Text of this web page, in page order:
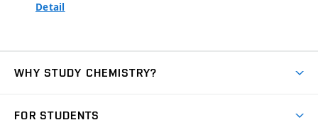
Detail
WHY STUDY CHEMISTRY?
FOR STUDENTS